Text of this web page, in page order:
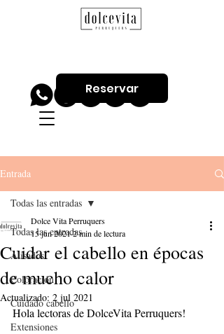
Reservar
Entrada
Todas las entradas
Alisados
Coloración
Cuidado cabello
Extensiones
Todas las entradas
Cuidar el cabello en épocas
de mucho calor
Dolce Vita Perruquers
15 jun 20212 min de lectura
Actualizado: 2 jul 2021
Hola lectoras de DolceVita Perruquers!